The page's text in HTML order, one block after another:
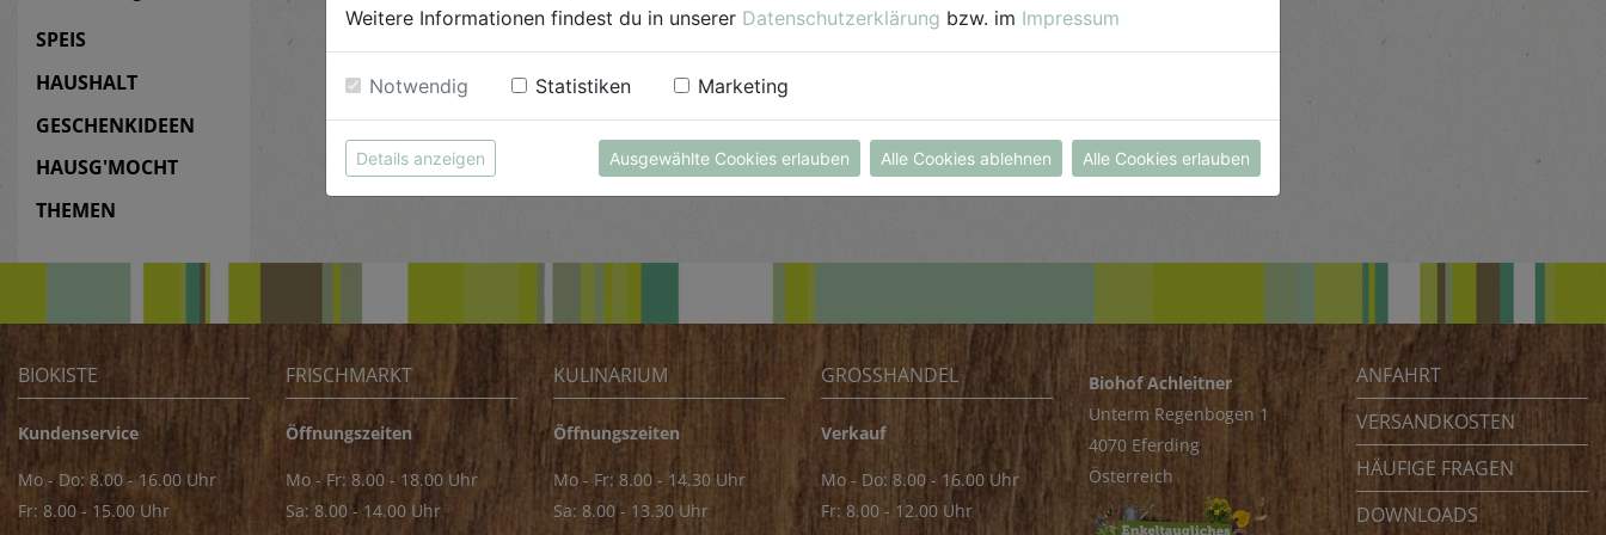
SPEIS
HAUSHALT
GESCHENKIDEEN
HAUSG'MOCHT
THEMEN
BIOKISTE
Kundenservice
Mo - Do: 8.00 - 16.00 Uhr
Fr: 8.00 - 15.00 Uhr
FRISCHMARKT
Öffnungszeiten
Mo - Fr: 8.00 - 18.00 Uhr
Sa: 8.00 - 14.00 Uhr
KULINARIUM
Öffnungszeiten
Mo - Fr: 8.00 - 14.30 Uhr
Sa: 8.00 - 13.30 Uhr
GROSSHANDEL
Verkauf
Mo - Do: 8.00 - 16.00 Uhr
Fr: 8.00 - 12.00 Uhr
Biohof Achleitner
Unterm Regenbogen 1
4070 Eferding
Österreich
ANFAHRT
VERSANDKOSTEN
HÄUFIGE FRAGEN
DOWNLOADS
Weitere Informationen findest du in unserer Datenschutzerklärung bzw. im Impressum
Notwendig Statistiken Marketing
Details anzeigen Ausgewählte Cookies erlauben Alle Cookies ablehnen Alle Cookies erlauben